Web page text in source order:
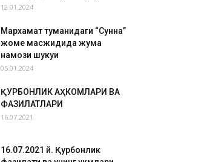
12.01.2024
Мархамат туманидаги “Сунна”
жоме масжидида жума
намози шукуҳи
05.01.2024
ҚУРБОНЛИК АҲКОМЛАРИ ВА
ФАЗИЛАТЛАРИ
16.07.2021
16.07.2021 й. Қурбонлик